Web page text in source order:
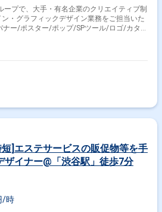
ープで、大手・有名企業のクリエイティブ制
・グラフィックデザイン業務をご担当いた
]エステサービスの販促物等を手
ザイナー@「渋谷駅」徒歩7分
/時